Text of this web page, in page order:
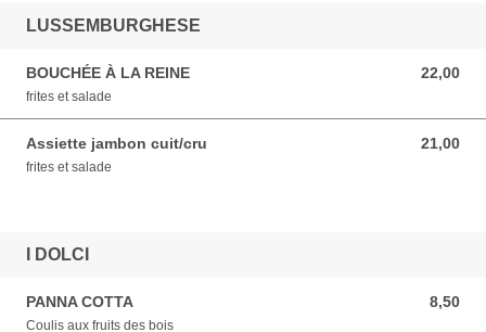
LUSSEMBURGHESE
BOUCHÉE À LA REINE 22,00
22,00 EUR
frites et salade
Assiette jambon cuit/cru 21,00
21,00 EUR
frites et salade
I DOLCI
PANNA COTTA 8,50
8,50 EUR
Coulis aux fruits des bois